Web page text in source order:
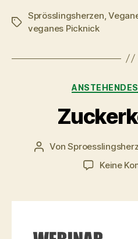
Schlagwörter
Sprösslingsherzen ,
veganes Picknick
ANSTEHENDES
Beitragsautor
Von
Keine